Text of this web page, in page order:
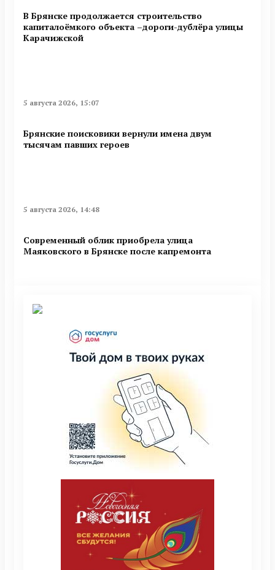
В Брянске продолжается строительство
капиталоёмкого объекта –дороги-дублёра улицы
Карачижской
5 августа 2026, 15:07
Брянские поисковики вернули имена двум
тысячам павших героев
5 августа 2026, 14:48
Современный облик приобрела улица
Маяковского в Брянске после капремонта